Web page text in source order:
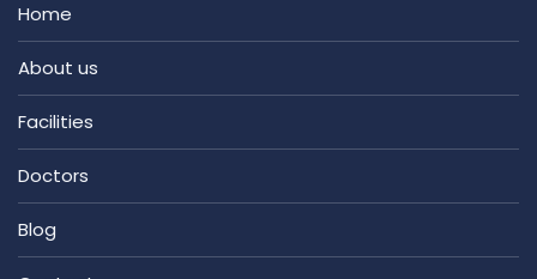
Home
About us
Facilities
Doctors
Blog